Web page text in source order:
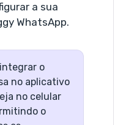
a sua
WhatsApp.
o
no aplicativo
no celular
o